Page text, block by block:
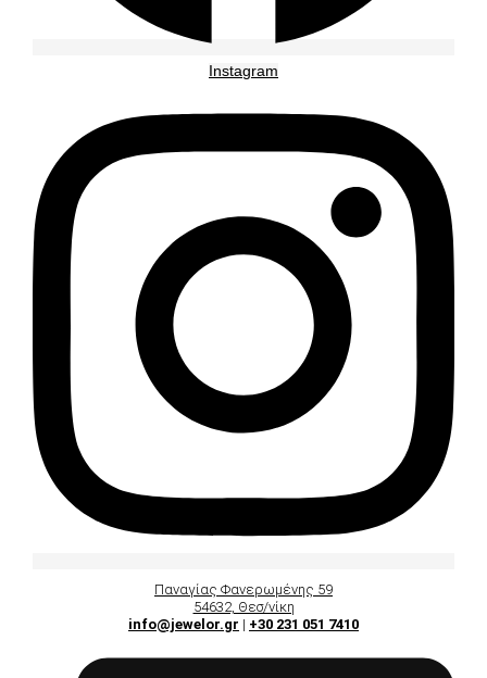
Instagram
Παναγίας Φανερωμένης 59
54632, Θεσ/νίκη
info@jewelor.gr | +30 231 051 7410